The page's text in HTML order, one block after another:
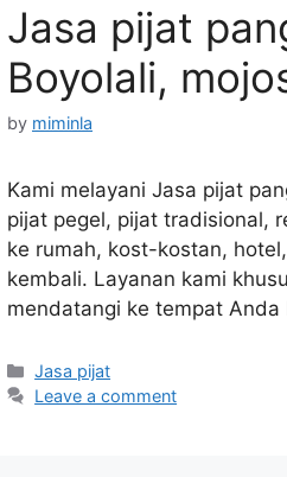
Jasa pijat
Boyolali,
by miminla
Kami melayani Jasa pijat
pijat pegel, pijat tradisional,
ke rumah, kost-kostan,
kembali. Layanan kami
mendatangi ke tempat
Categories
Jasa pijat
Leave a comment